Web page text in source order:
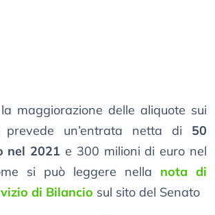
maggiorazione delle aliquote sui
prevede un’entrata netta di 50
nel 2021 e 300 milioni di euro nel
si può leggere nella nota di
di Bilancio sul sito del Senato